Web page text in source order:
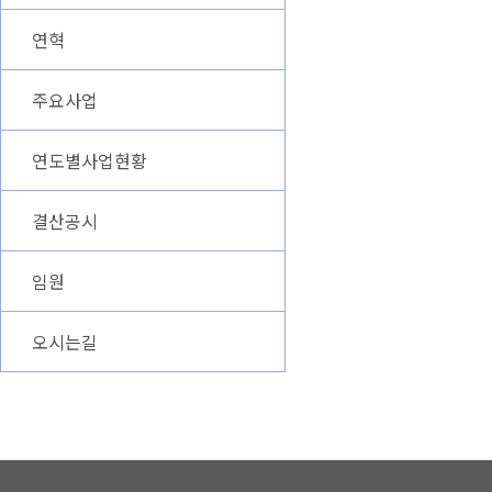
연혁
주요사업
연도별사업현황
결산공시
임원
오시는길